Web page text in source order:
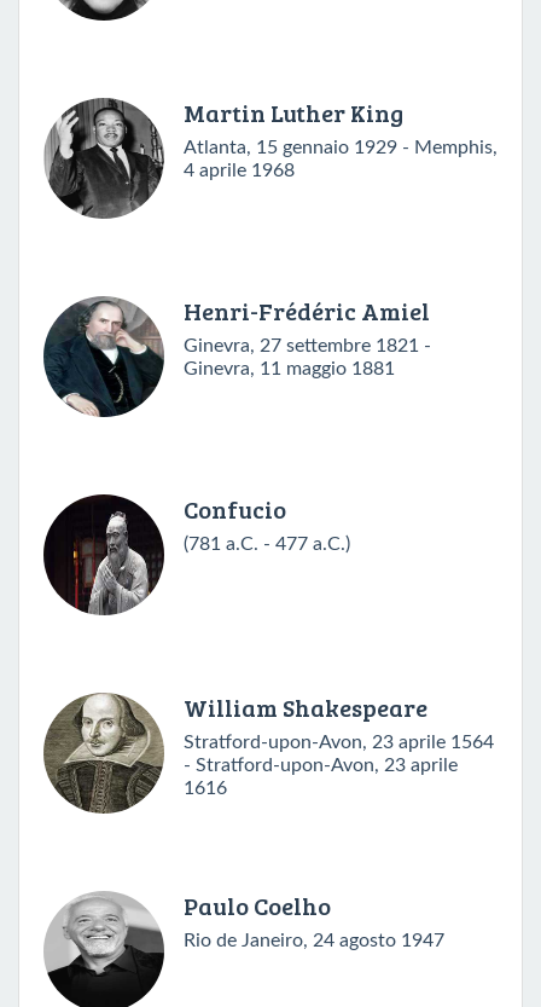
Martin Luther King
Atlanta, 15 gennaio 1929 - Memphis,
4 aprile 1968
Henri-Frédéric Amiel
Ginevra, 27 settembre 1821 -
Ginevra, 11 maggio 1881
Confucio
(781 a.C. - 477 a.C.)
William Shakespeare
Stratford-upon-Avon, 23 aprile 1564
- Stratford-upon-Avon, 23 aprile
1616
Paulo Coelho
Rio de Janeiro, 24 agosto 1947